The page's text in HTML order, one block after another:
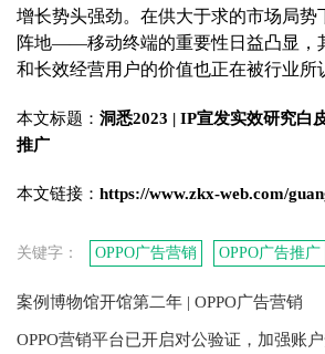
增长势头强劲。在供大于求的市场局势
阵地——移动终端的重要性日益凸显，
和长效经营用户的价值也正在被行业所
本文标题： 洞悉2023 | IP宣发实效研究白
推广
本文链接： https://www.zkx-web.com/
关键字： OPPO广告营销 OPPO广告推广
案例博物馆开馆第二年 | OPPO广告营销
OPPO营销平台已开启对公验证，加强账